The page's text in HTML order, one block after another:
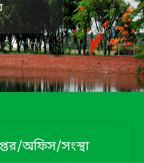
অফিস/সংস্থা